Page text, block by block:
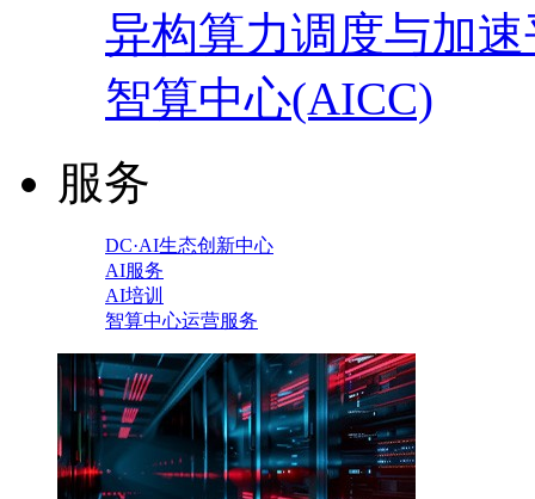
异构算力调度与加
智算中心(AICC)
服务
DC·AI生态创新中心
AI服务
AI培训
智算中心运营服务